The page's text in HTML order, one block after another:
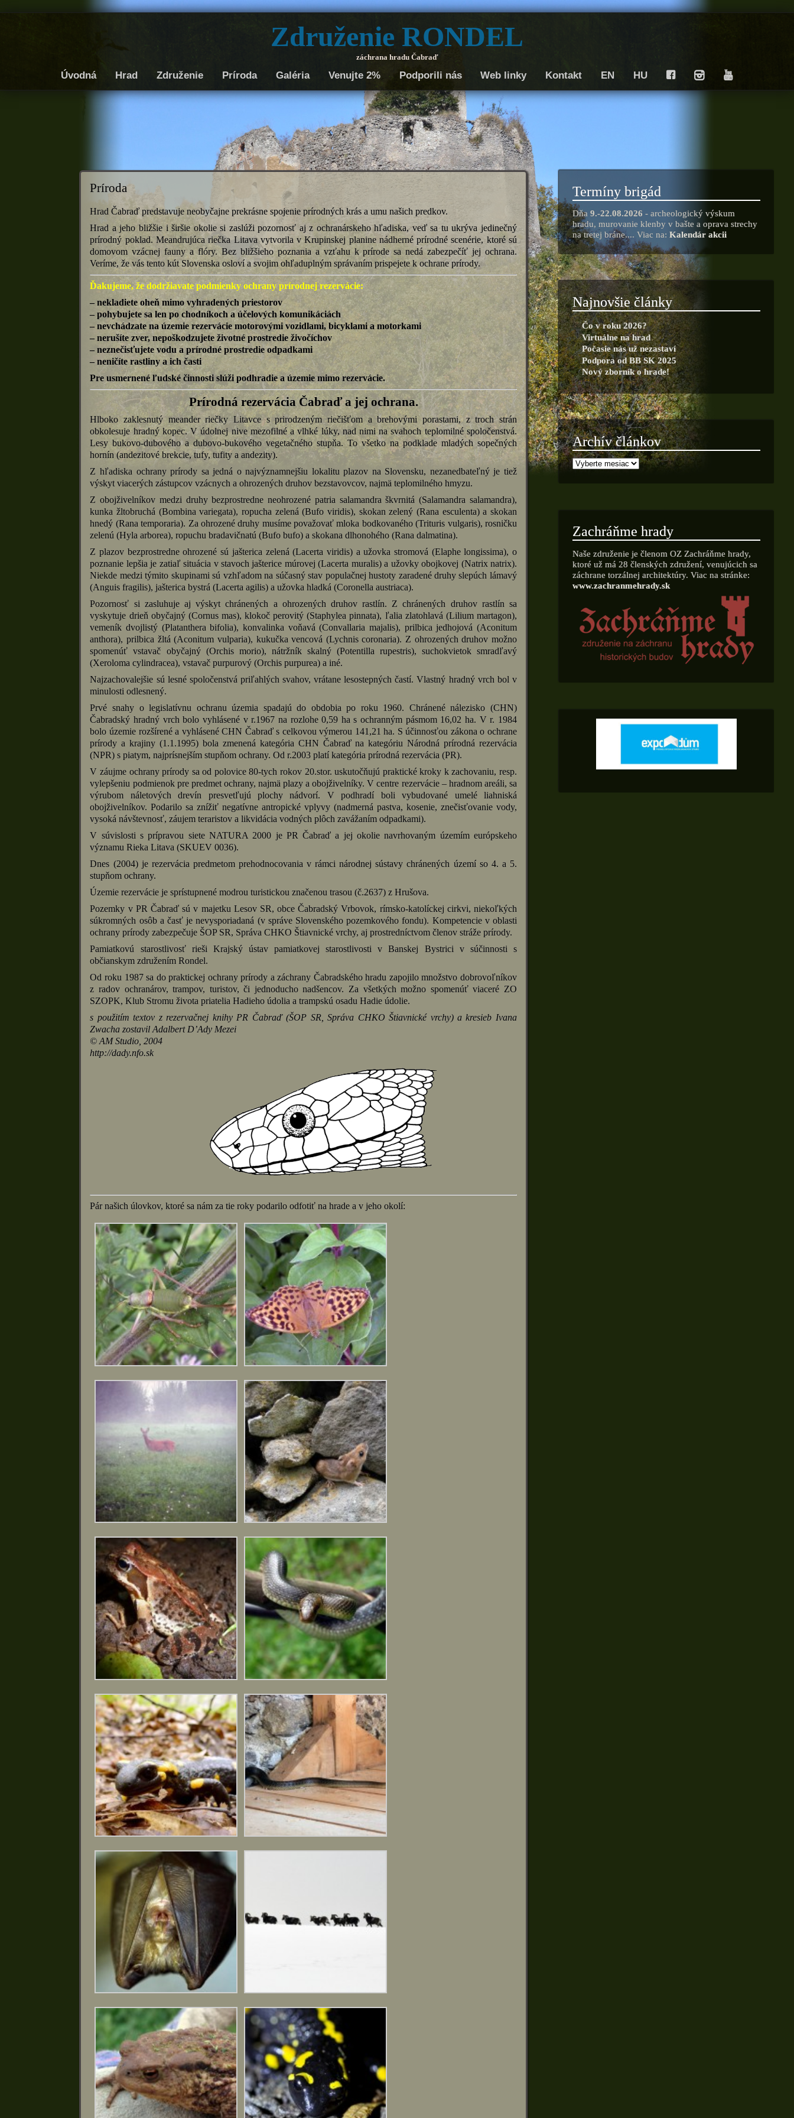
Združenie RONDEL
záchrana hradu Čabraď
Úvodná Hrad Združenie Príroda Galéria Venujte 2% Podporili nás Web linky Kontakt EN HU F I Y
Príroda
Hrad Čabraď predstavuje neobyčajne prekrásne spojenie prírodných krás a umu našich predkov.
Hrad a jeho bližšie i širšie okolie si zaslúži pozornosť aj z ochranárskeho hľadiska, veď sa tu ukrýva jedinečný
prírodný poklad. Meandrujúca riečka Litava vytvorila v Krupinskej planine nádherné prírodné scenérie, ktoré sú
domovom vzácnej fauny a flóry. Bez bližšieho poznania a vzťahu k prírode sa nedá zabezpečíť jej ochrana.
Veríme, že vás tento kút Slovenska osloví a svojim ohľaduplným správaním prispejete k ochrane prírody.
Ďakujeme, že dodržiavate podmienky ochrany prírodnej rezervácie:
– nekladiete oheň mimo vyhradených priestorov
– pohybujete sa len po chodníkoch a účelových komunikáciách
– nevchádzate na územie rezervácie motorovými vozidlami, bicyklami a motorkami
– nerušíte zver, nepoškodzujete životné prostredie živočíchov
– neznečisťujete vodu a prírodné prostredie odpadkami
– neničíte rastliny a ich časti
Pre usmernené ľudské činnosti slúži podhradie a územie mimo rezervácie.
Prírodná rezervácia Čabraď a jej ochrana.
Hlboko zaklesnutý meander riečky Litavce s prirodzeným riečišťom a brehovými porastami, z troch strán
obkolesuje hradný kopec. V údolnej nive mezofilné a vlhké lúky, nad nimi na svahoch teplomilné spoločenstvá.
Lesy bukovo-dubového a dubovo-bukového vegetačného stupňa. To všetko na podklade mladých sopečných
hornín (andezitové brekcie, tufy, tufity a andezity).
Z hľadiska ochrany prírody sa jedná o najvýznamnejšiu lokalitu plazov na Slovensku, nezanedbateľný je tiež
výskyt viacerých zástupcov vzácnych a ohrozených druhov bezstavovcov, najmä teplomilného hmyzu.
Z obojživelníkov medzi druhy bezprostredne neohrozené patria salamandra škvrnitá (Salamandra salamandra),
kunka žltobruchá (Bombina variegata), ropucha zelená (Bufo viridis), skokan zelený (Rana esculenta) a skokan
hnedý (Rana temporaria). Za ohrozené druhy musíme považovať mloka bodkovaného (Trituris vulgaris), rosničku
zelenú (Hyla arborea), ropuchu bradavičnatú (Bufo bufo) a skokana dlhonohého (Rana dalmatina).
Z plazov bezprostredne ohrozené sú jašterica zelená (Lacerta viridis) a užovka stromová (Elaphe longissima), o
poznanie lepšia je zatiaľ situácia v stavoch jašterice múrovej (Lacerta muralis) a užovky obojkovej (Natrix natrix).
Niekde medzi týmito skupinami sú vzhľadom na súčasný stav populačnej hustoty zaradené druhy slepúch lámavý
(Anguis fragilis), jašterica bystrá (Lacerta agilis) a užovka hladká (Coronella austriaca).
Pozornosť si zasluhuje aj výskyt chránených a ohrozených druhov rastlín. Z chránených druhov rastlín sa
vyskytuje drieň obyčajný (Cornus mas), klokoč perovitý (Staphylea pinnata), ľalia zlatohlavá (Lilium martagon),
vemeník dvojlistý (Platanthera bifolia), konvalinka voňavá (Convallaria majalis), prilbica jedhojová (Aconitum
anthora), prilbica žltá (Aconitum vulparia), kukučka vencová (Lychnis coronaria). Z ohrozených druhov možno
spomenúť vstavač obyčajný (Orchis morio), nátržník skalný (Potentilla rupestris), suchokvietok smradľavý
(Xeroloma cylindracea), vstavač purpurový (Orchis purpurea) a iné.
Najzachovalejšie sú lesné spoločenstvá priľahlých svahov, vrátane lesostepných častí. Vlastný hradný vrch bol v
minulosti odlesnený.
Prvé snahy o legislatívnu ochranu územia spadajú do obdobia po roku 1960. Chránené nálezisko (CHN)
Čabradský hradný vrch bolo vyhlásené v r.1967 na rozlohe 0,59 ha s ochranným pásmom 16,02 ha. V r. 1984
bolo územie rozšírené a vyhlásené CHN Čabraď s celkovou výmerou 141,21 ha. S účinnosťou zákona o ochrane
prírody a krajiny (1.1.1995) bola zmenená kategória CHN Čabraď na kategóriu Národná prírodná rezervácia
(NPR) s piatym, najprísnejším stupňom ochrany. Od r.2003 platí kategória prírodná rezervácia (PR).
V záujme ochrany prírody sa od polovice 80-tych rokov 20.stor. uskutočňujú praktické kroky k zachovaniu, resp.
vylepšeniu podmienok pre predmet ochrany, najmä plazy a obojživelníky. V centre rezervácie – hradnom areáli, sa
výrubom náletových drevín presvetľujú plochy nádvorí. V podhradí boli vybudované umelé liahniská
obojživelníkov. Podarilo sa znížiť negatívne antropické vplyvy (nadmerná pastva, kosenie, znečisťovanie vody,
vysoká návštevnosť, záujem teraristov a likvidácia vodných plôch zavážaním odpadkami).
V súvislosti s prípravou siete NATURA 2000 je PR Čabraď a jej okolie navrhovaným územím európskeho
významu Rieka Litava (SKUEV 0036).
Dnes (2004) je rezervácia predmetom prehodnocovania v rámci národnej sústavy chránených území so 4. a 5.
stupňom ochrany.
Územie rezervácie je sprístupnené modrou turistickou značenou trasou (č.2637) z Hrušova.
Pozemky v PR Čabraď sú v majetku Lesov SR, obce Čabradský Vrbovok, rímsko-katolíckej cirkvi, niekoľkých
súkromných osôb a časť je nevysporiadaná (v správe Slovenského pozemkového fondu). Kompetencie v oblasti
ochrany prírody zabezpečuje ŠOP SR, Správa CHKO Štiavnické vrchy, aj prostredníctvom členov stráže prírody.
Pamiatkovú starostlivosť rieši Krajský ústav pamiatkovej starostlivosti v Banskej Bystrici v súčinnosti s
občianskym združením Rondel.
Od roku 1987 sa do praktickej ochrany prírody a záchrany Čabradského hradu zapojilo množstvo dobrovoľníkov
z radov ochranárov, trampov, turistov, či jednoducho nadšencov. Za všetkých možno spomenúť viaceré ZO
SZOPK, Klub Stromu života priatelia Hadieho údolia a trampskú osadu Hadie údolie.
s použitím textov z rezervačnej knihy PR Čabraď (ŠOP SR, Správa CHKO Štiavnické vrchy) a kresieb Ivana
Zwacha zostavil Adalbert D’Ady Mezei
© AM Studio, 2004
http://dady.nfo.sk
Pár našich úlovkov, ktoré sa nám za tie roky podarilo odfotiť na hrade a v jeho okolí:
Termíny brigád
Dňa9.-22.08.2026 - archeologický výskum
hradu, murovanie klenby v bašte a oprava strechy
na tretej bráne.... Viac na:Kalendár akcii
Najnovšie články
Čo v roku 2026?
Virtuálne na hrad
Počasie nás už nezastaví
Podpora od BB SK 2025
Nový zborník o hrade!
Archív článkov
Zachráňme hrady
Naše združenie je členom OZ Zachráňme hrady,
ktoré už má 28 členských združení, venujúcich sa
záchrane torzálnej architektúry. Viac na stránke:
www.zachranmehrady.sk